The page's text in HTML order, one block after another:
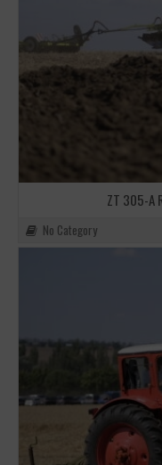
ZT 305-A
No Category